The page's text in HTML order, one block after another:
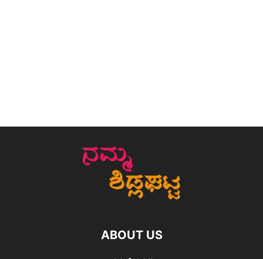
ABOUT US